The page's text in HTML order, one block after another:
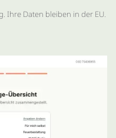
Ihre Daten bleiben in der EU.